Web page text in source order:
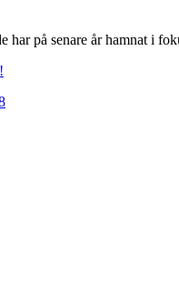
har på senare år hamnat i